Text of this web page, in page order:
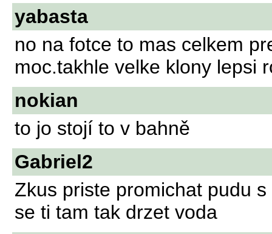
yabasta
no na fotce to mas celkem
moc.takhle velke klony lepsi
nokian
to jo stojí to v bahně
Gabriel2
Zkus priste promichat pudu
se ti tam tak drzet voda